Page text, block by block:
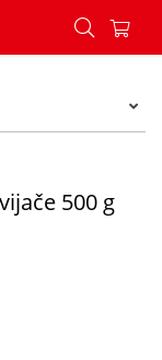
savijače 500 g -
500 g